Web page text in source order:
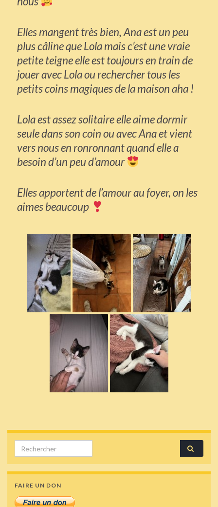
Elles mangent très bien, Ana est un peu
plus câline que Lola mais c’est une vraie
petite teigne elle est toujours en train de
jouer avec Lola ou rechercher tous les
petits coins magiques de la maison aha !
Lola est assez solitaire elle aime dormir
seule dans son coin ou avec Ana et vient
vers nous en ronronnant quand elle a
besoin d’un peu d’amour
Elles apportent de l’amour au foyer, on les
aimes beaucoup
Search for:
FAIRE UN DON